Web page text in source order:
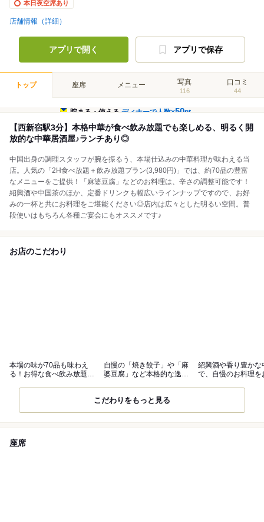
本日夜空席あり
店舗情報（詳細）
アプリで開く アプリで保存
トップ 座席 メニュー 写真
116
口コミ
44
貯まる・使えるディナーで人数×50pt
【西新宿駅3分】本格中華が食べ飲み放題でも楽しめる、明るく開
放的な中華居酒屋♪ランチあり◎
中国出身の調理スタッフが腕を振るう、本場仕込みの中華料理が味わえる当
店。人気の「2H食べ放題＋飲み放題プラン(3,980円)」では、約70品の豊富
なメニューをご提供！「麻婆豆腐」などのお料理は、辛さの調整可能です！
紹興酒や中国茶のほか、定番ドリンクも幅広いラインナップですので、お好
みの一杯と共にお料理をご堪能ください◎店内は広々とした明るい空間。普
段使いはもちろん各種ご宴会にもオススメです♪
お店のこだわり
本場の味が70品も味わえ
る！お得な食べ飲み放題プ
自慢の「焼き餃子」や「麻
婆豆腐」など本格的な逸品
紹興酒や香り豊かな
で、自慢のお料理を
こだわりをもっと見る
座席